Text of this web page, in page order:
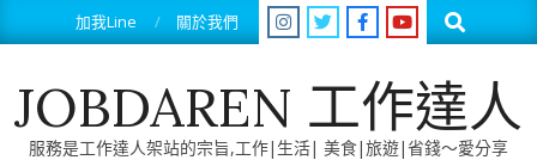
to
加我Line 關於我們 Search
JOBDAREN 工作達人
服務是工作達人架站的宗旨,工作|生活| 美食|旅遊|省錢～愛分享